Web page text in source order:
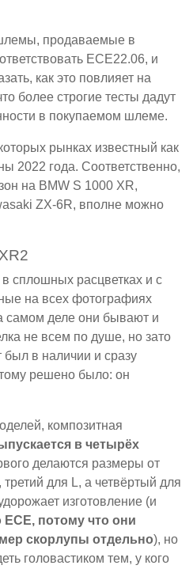
продаваемые в
ECE22.06, и
как это повлияет на
более строгие тесты дадут
в покупаемом шлеме.
рынках известный как
2022 года. Соответственно,
на BMW S 1000 XR,
ZX-6R, вполне можно
сплошных расцветках и с
на всех фотографиях
самом деле они бывают и
не всем по душе, но зато
в наличии и сразу
решено было: он
композитная
в четырёх
делаются размеры от
для L, а четвёртый для
изготовление (и
ECE, потому что они
скорлупы отдельно), но
головастиком тем, у кого